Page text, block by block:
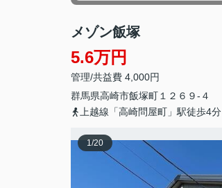
メゾン飯塚
5.6万円
管理/共益費 4,000円
群馬県高崎市飯塚町 １２６９-４
上越線「高崎問屋町」駅徒歩4分
1/20